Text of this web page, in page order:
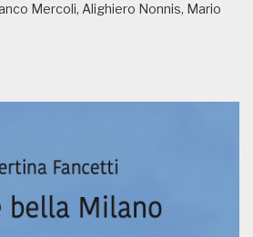
Mercoli, Alighiero Nonnis, Mario